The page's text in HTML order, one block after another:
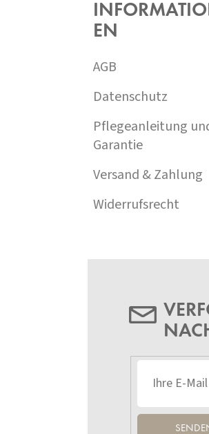
EN
AGB
Datenschutz
Pflegeanleitung
Garantie
Versand & Zahlung
Widerrufsrecht